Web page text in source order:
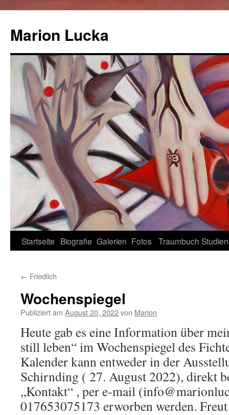
Marion Lucka
Zum
springen
Startseite Biografie Galerien Fotos Traumbuch Studien
← Friedlich
Wochenspiegel
Publiziert am August 20, 2022von Marion
Heute gab es eine Information über
still leben“ im Wochenspiegel des
Kalender kann entweder in der
Schirnding ( 27. August 2022), direkt
„Kontakt“ , per e-mail
017653075173 erworben werden.